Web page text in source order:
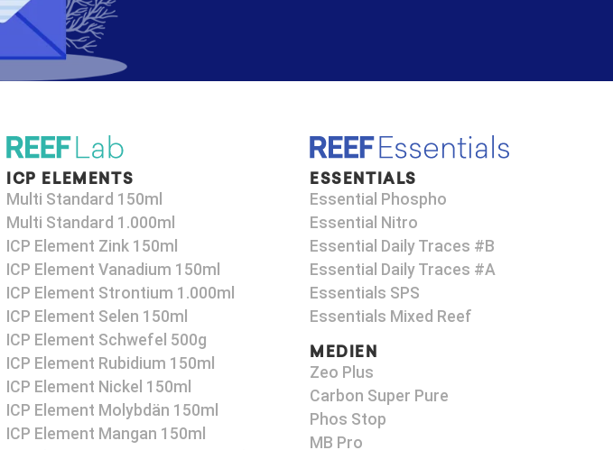
ICP ELEMENTS
Multi Standard 150ml
Multi Standard 1.000ml
ICP Element Zink 150ml
ICP Element Vanadium 150ml
ICP Element Strontium 1.000ml
ICP Element Selen 150ml
ICP Element Schwefel 500g
ICP Element Rubidium 150ml
ICP Element Nickel 150ml
ICP Element Molybdän 150ml
ICP Element Mangan 150ml
ESSENTIALS
Essential Phospho
Essential Nitro
Essential Daily Traces #B
Essential Daily Traces #A
Essentials SPS
Essentials Mixed Reef
MEDIEN
Zeo Plus
Carbon Super Pure
Phos Stop
MB Pro